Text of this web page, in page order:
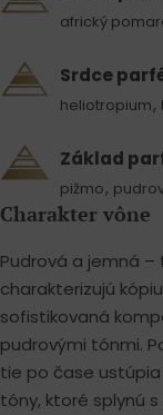
africký
Srdce
heliotropium,
Základ
pižmo,
Charakter vône
Pudrová a jemná
charakterizujú
sofistikovaná
pudrovými tónmi.
tie po čase
tóny, ktoré splynú